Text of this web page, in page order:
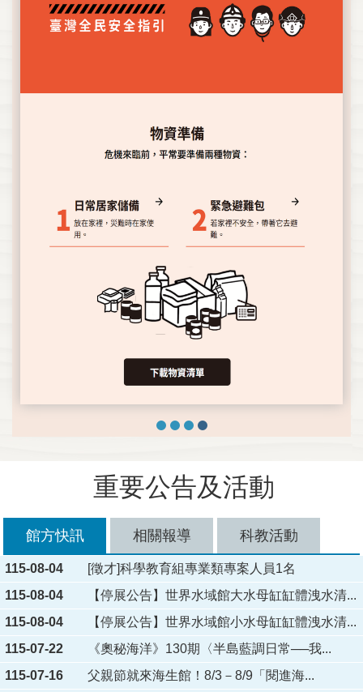
重要公告及活動
館方快訊 相關報導 科教活動
115-08-04
[徵才]科學教育組專業類專案人員1名
115-08-04
【停展公告】世界水域館大水母缸缸體洩水清...
115-08-04
【停展公告】世界水域館小水母缸缸體洩水清...
115-07-22
《奧秘海洋》130期〈半島藍調日常──我...
115-07-16
父親節就來海生館！8/3－8/9「閱進海...